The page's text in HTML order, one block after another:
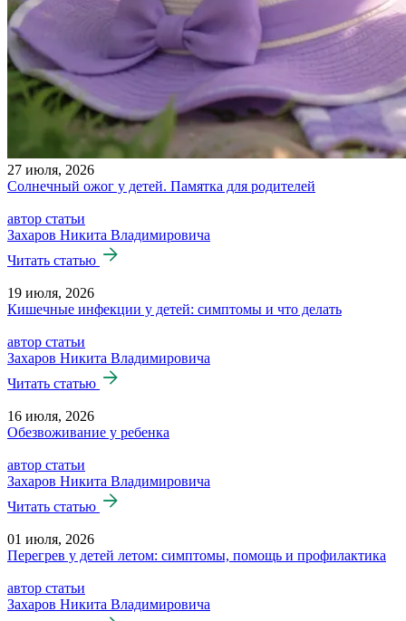
27 июля, 2026
Солнечный ожог у детей. Памятка для родителей
автор статьи
Захаров Никита Владимировича
Читать статью
19 июля, 2026
Кишечные инфекции у детей: симптомы и что делать
автор статьи
Захаров Никита Владимировича
Читать статью
16 июля, 2026
Обезвоживание у ребенка
автор статьи
Захаров Никита Владимировича
Читать статью
01 июля, 2026
Перегрев у детей летом: симптомы, помощь и профилактика
автор статьи
Захаров Никита Владимировича